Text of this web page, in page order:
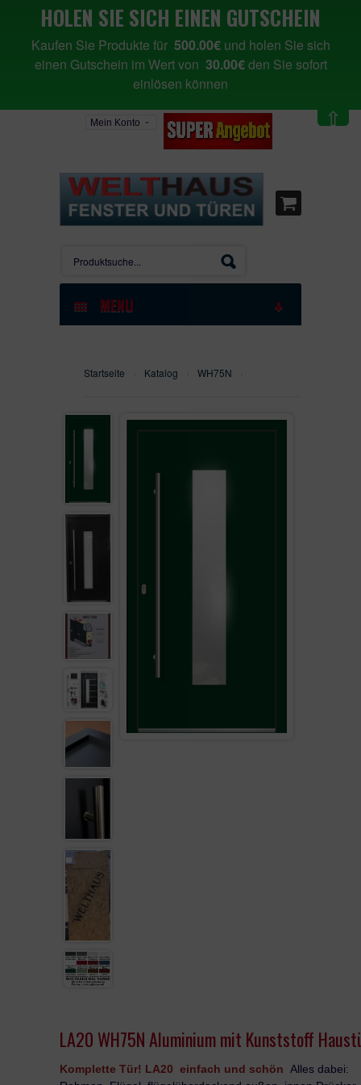
HOLEN SIE SICH EINEN GUTSCHEIN
Kaufen Sie Produkte für 500.00€und holen Sie sich
einen Gutschein im Wert von 30.00€den Sie sofort
einlösen können
⇧
Mein Konto
MENU
SEITENTEILEN
WH100
ALU90
ALU110FB
AUF LAGER
VON KUNDEN VERKAUFT
GEFRÄST
SEITENTEIL
FENSTER
KUNSTSTOFF HAUSTÜR
TERRASSENTÜR
LAGER FENSTER
Startseite Katalog WH75N
LA20 WH75N Aluminium mit Kunststoff
Komplette Tür! LA20 einfach und schön Alles dabei: